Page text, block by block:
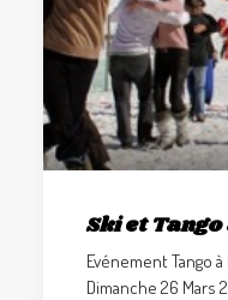
Ski et
Evénement Tango à
Dimanche 26 Mars